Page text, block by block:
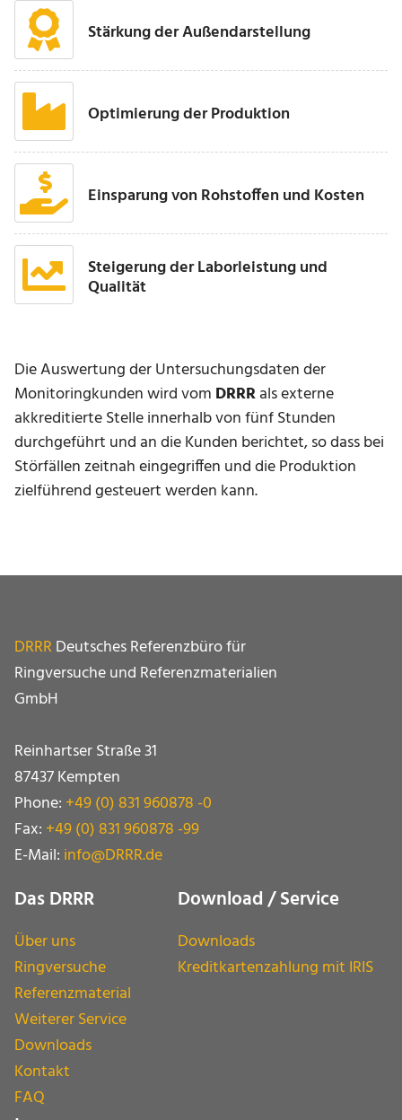
Stärkung der Außendarstellung
Optimierung der Produktion
Einsparung von Rohstoffen und Kosten
Steigerung der Laborleistung und
Qualität
Die Auswertung der Untersuchungsdaten der
Monitoringkunden wird vom DRRRals externe
akkreditierte Stelle innerhalb von fünf Stunden
durchgeführt und an die Kunden berichtet, so dass bei
Störfällen zeitnah eingegriffen und die Produktion
zielführend gesteuert werden kann.
DRRR Deutsches Referenzbüro für
Ringversuche und Referenz­materialien
GmbH
Reinhartser Straße 31
87437 Kempten
Phone: +49 (0) 831 960878 -0
Fax: +49 (0) 831 960878 -99
E-Mail: info@DRRR.de
Das DRRR
Über uns
Ringversuche
Referenzmaterial
Weiterer Service
Downloads
Kontakt
FAQ
Download / Service
Downloads
Kreditkartenzahlung mit IRIS